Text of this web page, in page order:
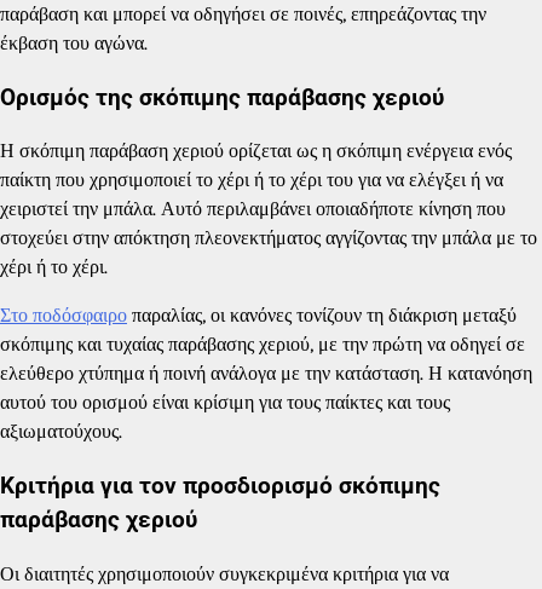
παράβαση και μπορεί να οδηγήσει σε ποινές, επηρεάζοντας την
έκβαση του αγώνα.
Ορισμός της σκόπιμης παράβασης χεριού
Η σκόπιμη παράβαση χεριού ορίζεται ως η σκόπιμη ενέργεια ενός
παίκτη που χρησιμοποιεί το χέρι ή το χέρι του για να ελέγξει ή να
χειριστεί την μπάλα. Αυτό περιλαμβάνει οποιαδήποτε κίνηση που
στοχεύει στην απόκτηση πλεονεκτήματος αγγίζοντας την μπάλα με το
χέρι ή το χέρι.
Στο ποδόσφαιρο παραλίας, οι κανόνες τονίζουν τη διάκριση μεταξύ
σκόπιμης και τυχαίας παράβασης χεριού, με την πρώτη να οδηγεί σε
ελεύθερο χτύπημα ή ποινή ανάλογα με την κατάσταση. Η κατανόηση
αυτού του ορισμού είναι κρίσιμη για τους παίκτες και τους
αξιωματούχους.
Κριτήρια για τον προσδιορισμό σκόπιμης
παράβασης χεριού
Οι διαιτητές χρησιμοποιούν συγκεκριμένα κριτήρια για να